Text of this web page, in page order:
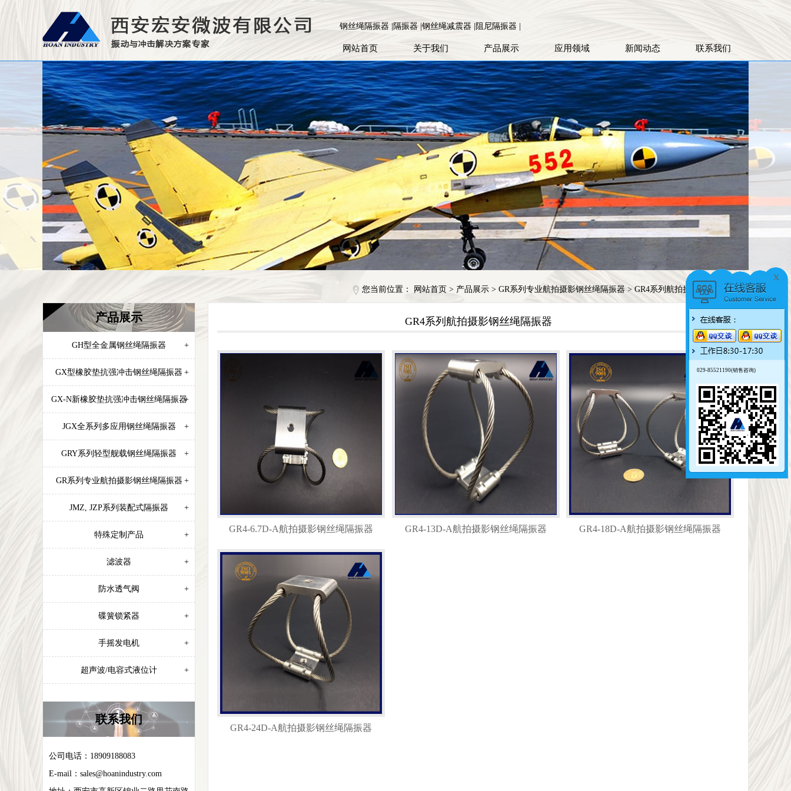
钢丝绳隔振器 |隔振器 |钢丝绳减震器 |阻尼隔振器 |
网站首页 关于我们 产品展示 应用领域 新闻动态 联系我们
您当前位置： 网站首页 > 产品展示 > GR系列专业航拍摄影钢丝绳隔振器 > GR4系列航拍摄影钢丝绳隔振器
产品展示
GH型全金属钢丝绳隔振器 +
GX型橡胶垫抗强冲击钢丝绳隔振器 +
GX-N新橡胶垫抗强冲击钢丝绳隔振器+
JGX全系列多应用钢丝绳隔振器 +
GRY系列轻型舰载钢丝绳隔振器 +
GR系列专业航拍摄影钢丝绳隔振器 +
JMZ, JZP系列装配式隔振器 +
特殊定制产品 +
滤波器 +
防水透气阀 +
碟簧锁紧器 +
手摇发电机 +
超声波/电容式液位计 +
联系我们
公司电话：18909188083
E-mail： sales@hoanindustry.com
GR4系列航拍摄影钢丝绳隔振器
GR4-6.7D-A航拍摄影钢丝绳隔振器 GR4-13D-A航拍摄影钢丝绳隔振器 GR4-18D-A航拍摄影钢丝绳隔振器
GR4-24D-A航拍摄影钢丝绳隔振器
x
029-85521190(销售咨询)